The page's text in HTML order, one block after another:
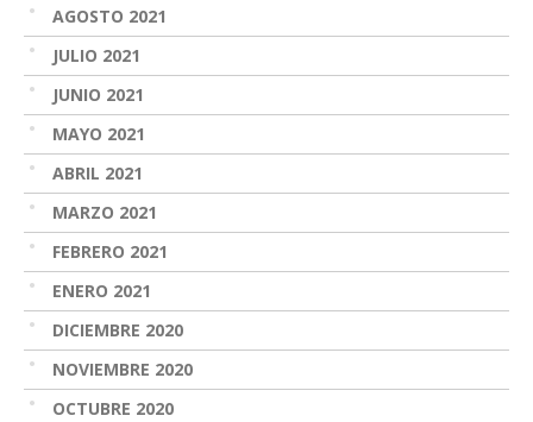
AGOSTO 2021
JULIO 2021
JUNIO 2021
MAYO 2021
ABRIL 2021
MARZO 2021
FEBRERO 2021
ENERO 2021
DICIEMBRE 2020
NOVIEMBRE 2020
OCTUBRE 2020